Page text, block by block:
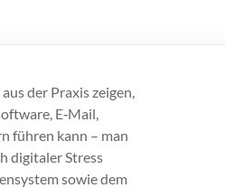
der Praxis zeigen,
E‐Mail,
führen kann – man
digitaler Stress
sowie dem